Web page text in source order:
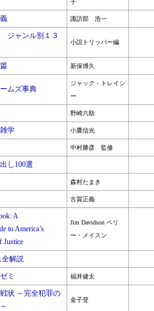
子
諏訪部 浩一
ジャンル別１３
小説トリッパー編
新保博久
ムズ事典
ジャック・トレイシ
ー
野崎六助
学 小鷹信光
中村勝彦 監修
し100選
森村たまき
古賀正義
A
to America’s
Justice
Jim Davidson ペリ
ー・メイスン
全解説
ミ 福井健太
状 ～完全犯罪の
金子登